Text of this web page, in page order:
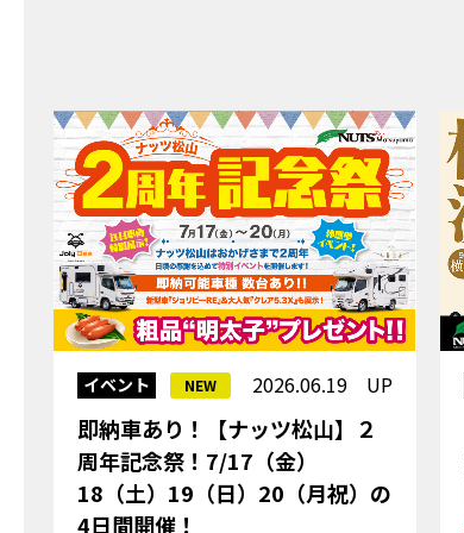
イベント NEW 2026.06.19 UP
即納車あり！【ナッツ松山】２
周年記念祭！7/17（金）
18（土）19（日）20（月祝）の
4日間開催！